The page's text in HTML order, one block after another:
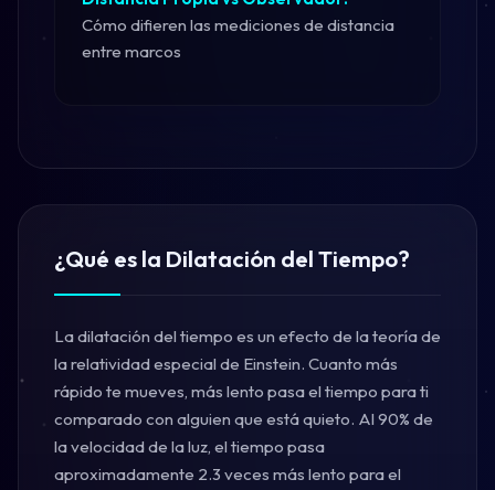
Cómo difieren las mediciones de distancia
entre marcos
¿Qué es la Dilatación del Tiempo?
La dilatación del tiempo es un efecto de la teoría de
la relatividad especial de Einstein. Cuanto más
rápido te mueves, más lento pasa el tiempo para ti
comparado con alguien que está quieto. Al 90% de
la velocidad de la luz, el tiempo pasa
aproximadamente 2.3 veces más lento para el